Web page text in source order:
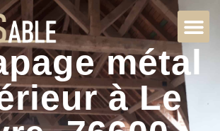
métal
à Le